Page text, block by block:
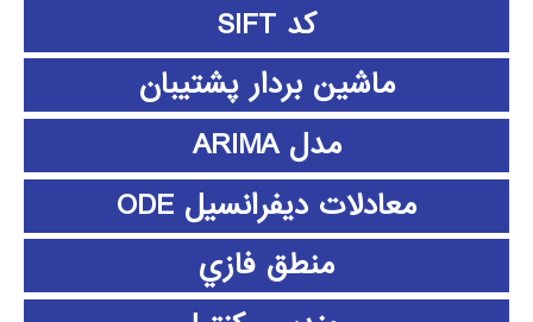
کد SIFT
ماشین بردار پشتیبان
مدل ARIMA
معادلات دیفرانسیل ODE
منطق فازي